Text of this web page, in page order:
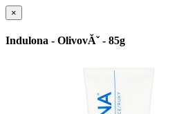
×
Indulona - OlivovĂˇ - 85g